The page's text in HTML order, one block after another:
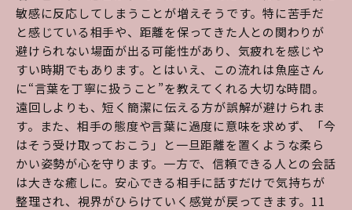
敏感に反応してしまうことが増えそうです。特に苦手だ
と感じている相手や、距離を保ってきた人との関わりが
避けられない場面が出る可能性があり、気疲れを感じや
すい時期でもあります。とはいえ、この流れは魚座さん
に“言葉を丁寧に扱うこと”を教えてくれる大切な時間。
遠回しよりも、短く簡潔に伝える方が誤解が避けられま
す。また、相手の態度や言葉に過度に意味を求めず、「今
はそう受け取っておこう」と一旦距離を置くような柔ら
かい姿勢が心を守ります。一方で、信頼できる人との会話
は大きな癒しに。安心できる相手に話すだけで気持ちが
整理され、視界がひらけていく感覚が戻ってきます。11